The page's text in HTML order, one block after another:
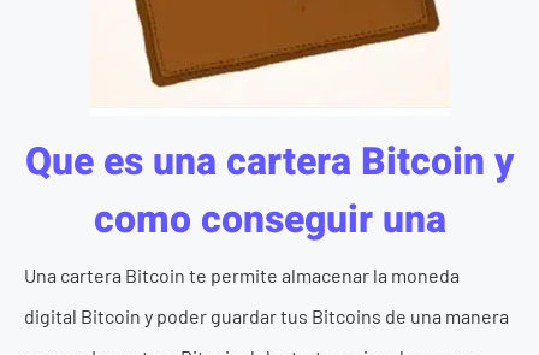
Que es una cartera Bitcoin y
como conseguir una
Una cartera Bitcoin te permite almacenar la moneda
digital Bitcoin y poder guardar tus Bitcoins de una manera